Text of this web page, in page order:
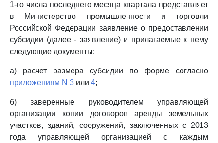
1-го числа последнего месяца квартала представляет
в Министерство промышленности и торговли
Российской Федерации заявление о предоставлении
субсидии (далее - заявление) и прилагаемые к нему
следующие документы:
а) расчет размера субсидии по форме согласно
приложениям N 3 или 4;
б) заверенные руководителем управляющей
организации копии договоров аренды земельных
участков, зданий, сооружений, заключенных с 2013
года управляющей организацией с каждым